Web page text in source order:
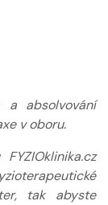
a absolvování
v oboru.
tak abyste